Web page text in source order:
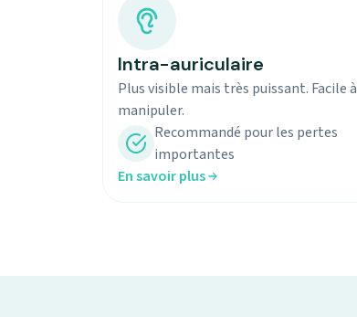
Intra-auriculaire
Plus visible mais très puissant. Facile à
manipuler.
Recommandé pour les pertes
importantes
En savoir plus